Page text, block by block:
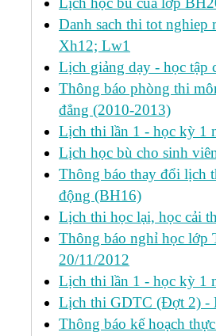
Danh sach thi tot
Xh12; Lw1
Lịch giảng dạy - học tập
Thông báo phòng thi
đẳng (2010-2013)
Lịch thi lần 1 - học kỳ 1
Lịch học bù cho sinh
Thông báo thay đổi lịch
động (BH16)
Lịch thi học lại, học cải
Thông báo nghỉ học lớp
20/11/2012
Lịch thi lần 1 - học kỳ 1
Lịch thi GDTC (Đợt 2) -
Thông báo kế hoạch